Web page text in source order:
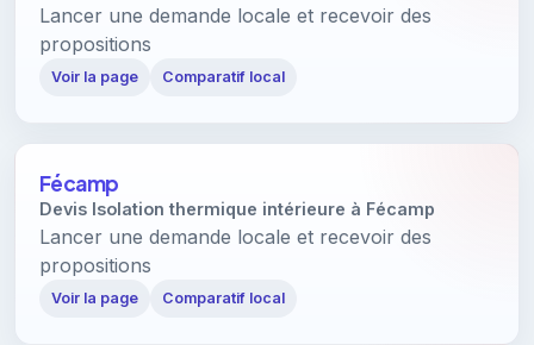
Lancer une demande locale et recevoir des
propositions
Voir la page Comparatif local
Fécamp
Devis Isolation thermique intérieure à Fécamp
Lancer une demande locale et recevoir des
propositions
Voir la page Comparatif local